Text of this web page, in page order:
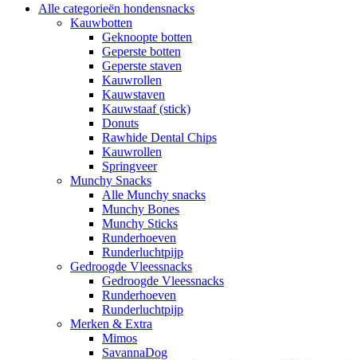
Alle categorieën hondensnacks
Kauwbotten
Geknoopte botten
Geperste botten
Geperste staven
Kauwrollen
Kauwstaven
Kauwstaaf (stick)
Donuts
Rawhide Dental Chips
Kauwrollen
Springveer
Munchy Snacks
Alle Munchy snacks
Munchy Bones
Munchy Sticks
Runderhoeven
Runderluchtpijp
Gedroogde Vleessnacks
Gedroogde Vleessnacks
Runderhoeven
Runderluchtpijp
Merken & Extra
Mimos
SavannaDog